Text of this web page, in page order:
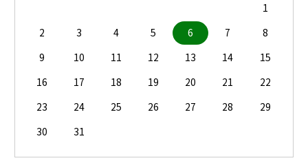
1
2
3 4 5 6 7
8
9
10 11 12 13 14
15
16
17 18 19 20 21
22
23
24 25 26 27 28
29
30
31